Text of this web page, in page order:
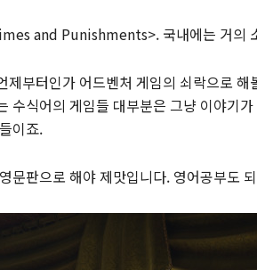
and Punishments>. 국내에는 거의
제부터인가 어드벤처 게임의 쇠락으로
수식어의 게임들 대부분은 그냥 이야기
이죠.
문판으로 해야 제맛입니다. 영어공부도